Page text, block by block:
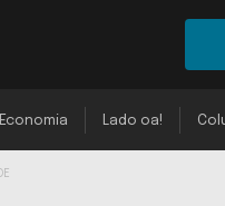
Economia Lado oa!